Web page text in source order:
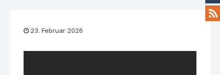
23. Februar 2026